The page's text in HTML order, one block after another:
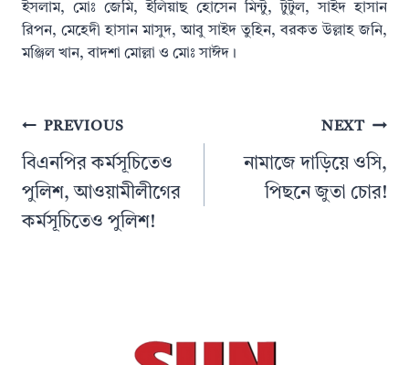
ইসলাম, মোঃ জেমি, ইলিয়াছ হোসেন মিন্টু, টুটুল, সাইদ হাসান
রিপন, মেহেদী হাসান মাসুদ, আবু সাইদ তুহিন, বরকত উল্লাহ জনি,
মঞ্জিল খান, বাদশা মোল্লা ও মোঃ সাঈদ।
PostPREVIOUS
বিএনপির কর্মসূচিতেও
পুলিশ, আওয়ামীলীগের
কর্মসূচিতেও পুলিশ!
NEXT
নামাজে দাড়িয়ে ওসি,
পিছনে জুতা চোর!